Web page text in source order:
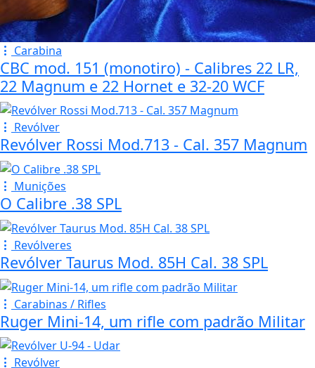
Carabina
CBC mod. 151 (monotiro) - Calibres 22 LR,
22 Magnum e 22 Hornet e 32-20 WCF
Revólver
Revólver Rossi Mod.713 - Cal. 357 Magnum
Munições
O Calibre .38 SPL
Revólveres
Revólver Taurus Mod. 85H Cal. 38 SPL
Carabinas / Rifles
Ruger Mini-14, um rifle com padrão Militar
Revólver